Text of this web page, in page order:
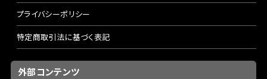
プライバシーポリシー
特定商取引法に基づく表記
外部コンテンツ